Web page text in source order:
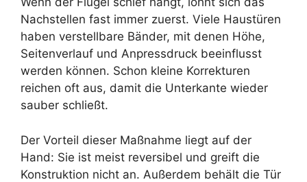
Nachstellen fast immer zuerst. Viele Haustüren
haben verstellbare Bänder, mit denen Höhe,
Seitenverlauf und Anpressdruck beeinflusst
werden können. Schon kleine Korrekturen
reichen oft aus, damit die Unterkante wieder
sauber schließt.
Der Vorteil dieser Maßnahme liegt auf der
Hand: Sie ist meist reversibel und greift die
Konstruktion nicht an. Außerdem behält die Tür